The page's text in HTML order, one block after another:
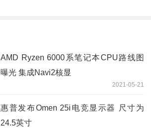
AMD Ryzen 6000系笔记本CPU路线图
曝光 集成Navi2核显
2021-05-21
惠普发布Omen 25i电竞显示器 尺寸为
24.5英寸